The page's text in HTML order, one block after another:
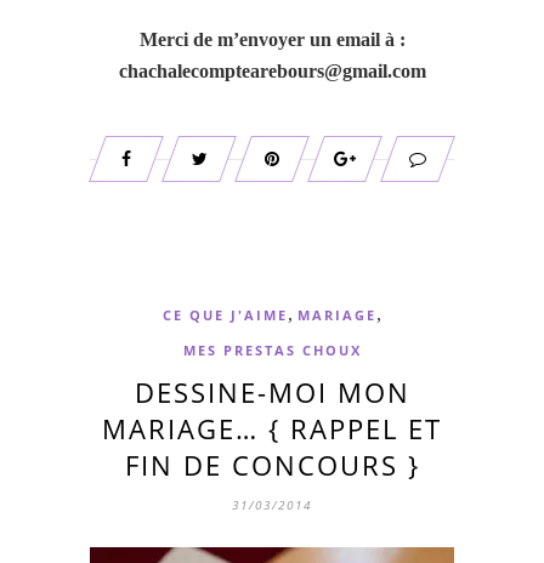
Merci de m’envoyer un email à :
chachalecomptearebours@gmail.com
CE QUE J'AIME , MARIAGE ,
MES PRESTAS CHOUX
DESSINE-MOI MON
MARIAGE… { RAPPEL ET
FIN DE CONCOURS }
31/03/2014